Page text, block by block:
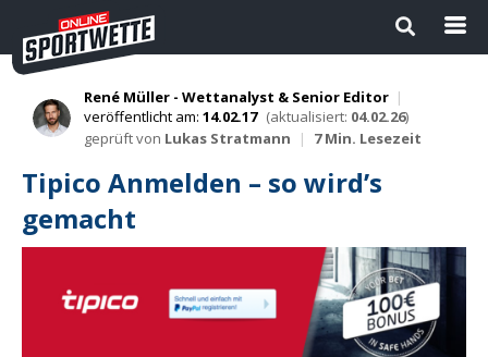
Startseite
Die besten Wettanbieter 2024
Sport Magazin 1
Sportwetten ohne OASIS |
Wettanbieter ohne OASIS im
Vergleich 2026
René Müller - Wettanalyst & Senior Editor |
veröffentlicht am: 14.02.17 (aktualisiert: 04.02.26)
geprüft von Lukas Stratmann | 7 Min. Lesezeit
Tipico Anmelden – so wird’s
gemacht